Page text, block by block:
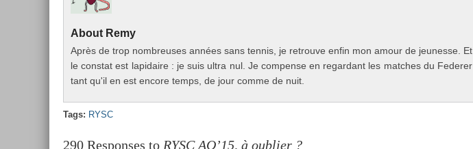
About Remy
Après de trop nombreuses années sans ten­nis, je retro­uve enfin mon amour de jeunes­se. Et
le con­stat est lapidaire : je suis ultra nul. Je com­pen­se en re­gar­dant les matches du Feder­er
tant qu'il en est en­core temps, de jour comme de nuit.
Tags: RYSC
290 Responses to RYSC AO’15, à oublier ?